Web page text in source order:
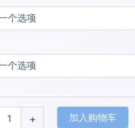
+ 加入购物车